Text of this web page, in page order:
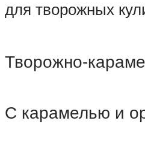
для творожных
Творожно-
С карамелью и